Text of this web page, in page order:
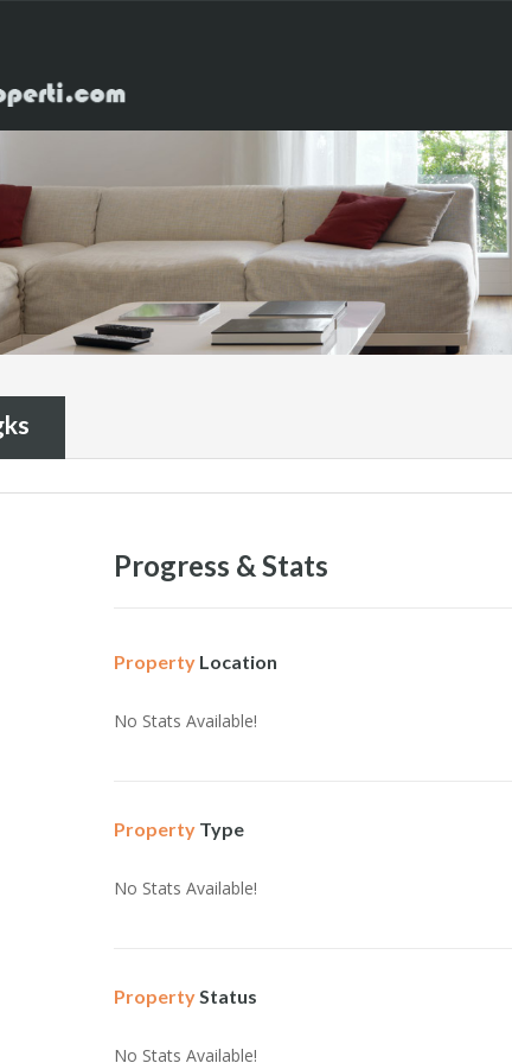
Progress & Stats
PropertyLocation
No Stats Available!
PropertyType
No Stats Available!
PropertyStatus
No Stats Available!